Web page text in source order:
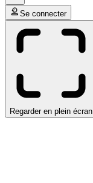
Se connecter
Regarder en plein écran